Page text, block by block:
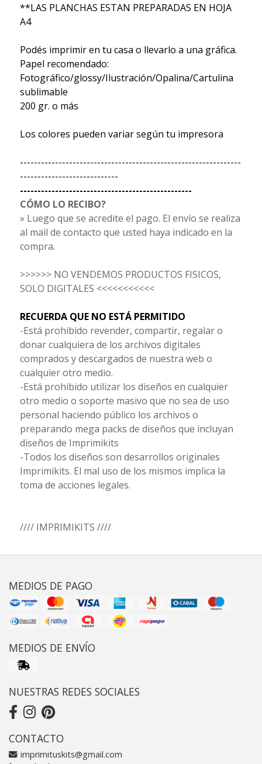
**LAS PLANCHAS ESTAN PREPARADAS EN HOJA
A4
Podés imprimir en tu casa o llevarlo a una gráfica.
Papel recomendado:
Fotográfico/glossy/Ilustración/Opalina/Cartulina
sublimable
200 gr. o más
Los colores pueden variar según tu impresora
---------------------------------------------------------------
----------------------------
-------------------------------------------------
CÓMO LO RECIBO?
» Luego que se acredite el pago. El envío se realiza
al mail de contacto que usted haya indicado en la
compra.
>>>>>> NO VENDEMOS PRODUCTOS FISICOS,
SOLO DIGITALES <<<<<<<<<<<
RECUERDA QUE NO ESTÁ PERMITIDO
-Está prohibido revender, compartir, regalar o
donar cualquiera de los archivos digitales
comprados y descargados de nuestra web o
cualquier otro medio.
-Está prohibido utilizar los diseños en cualquier
otro medio o soporte masivo que no sea de uso
personal haciendo público los archivos o
preparando mega packs de diseños que incluyan
diseños de Imprimikits
-Todos los diseños son desarrollos originales
Imprimikits. El mal uso de los mismos implica la
toma de acciones legales.
//// IMPRIMIKITS ////
MEDIOS DE PAGO
MEDIOS DE ENVÍO
NUESTRAS REDES SOCIALES
CONTACTO
imprimituskits@gmail.com